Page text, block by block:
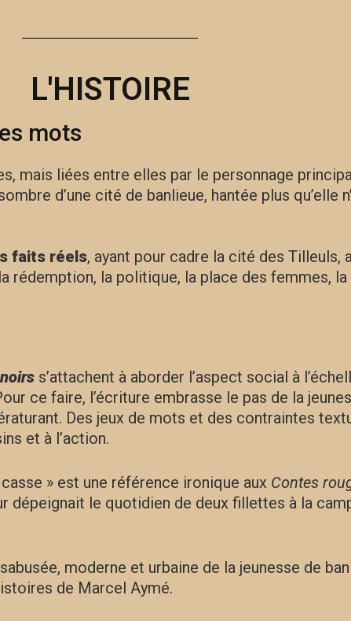
L'HISTOIRE
mots
mais liées entre elles par le personnage
d’une cité de banlieue, hantée plus qu’elle
faits réels, ayant pour cadre la cité des Tilleuls,
rédemption, la politique, la place des femmes,
s’attachent à aborder l’aspect social à
ce faire, l’écriture embrasse le pas de la
Des jeux de mots et des contraintes
et à l’action.
» est une référence ironique aux Contes
dépeignait le quotidien de deux fillettes à la
moderne et urbaine de la jeunesse de
de Marcel Aymé.